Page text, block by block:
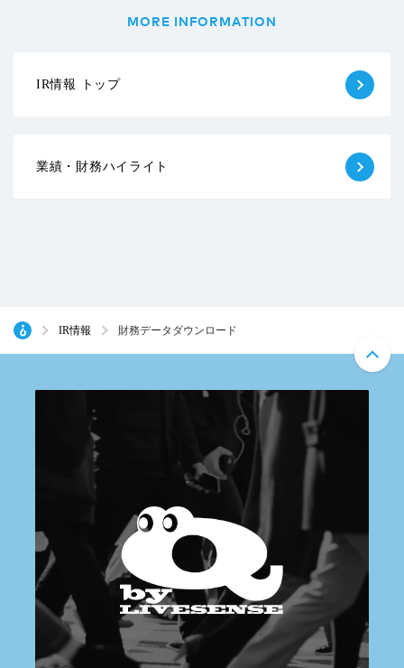
MORE INFORMATION
IR情報 トップ
業績・財務ハイライト
IR情報 財務データダウンロード